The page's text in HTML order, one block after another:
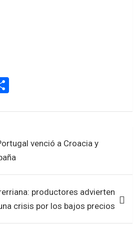
ar
venció a Croacia y
productores advierten
crisis por los bajos precios